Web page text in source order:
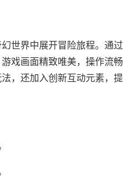
界中展开冒险旅程。通
戏画面精致唯美，操作流
，还加入创新互动元素，